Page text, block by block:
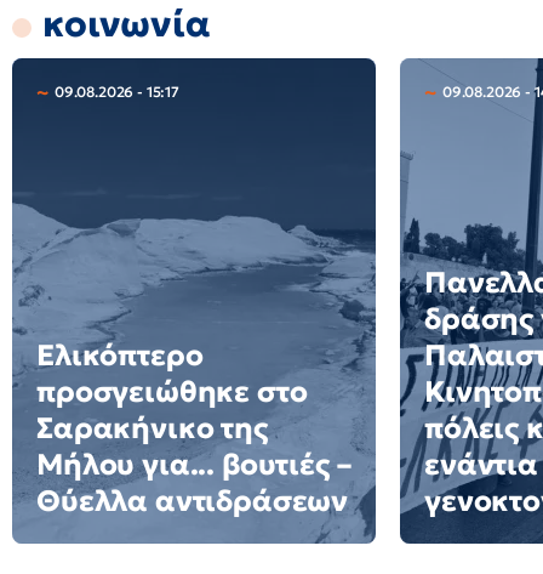
κοινωνία
09.08.2026 - 15:17
Ελικόπτερο
προσγειώθηκε στο
Σαρακήνικο της
Μήλου για... βουτιές –
Θύελλα αντιδράσεων
09.08.2026 -
δράσης
πόλεις